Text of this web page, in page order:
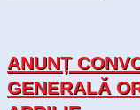
ANUNȚ
GENERALĂ